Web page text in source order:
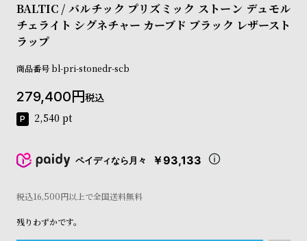
ウ
ォ
コ
ニ
シ
ィ
ィ
ン
BALTIC / バルチック プリズミック ストーン デュモル
チェライト シグネチャー カーブド ブラック レザースト
ラップ
商品番号 bl-pri-stonedr-scb
279,400 税込
2,540 pt
ペイディなら月々 ￥93,133
税込16,500円以上で全国送料無料
残りわずかです。